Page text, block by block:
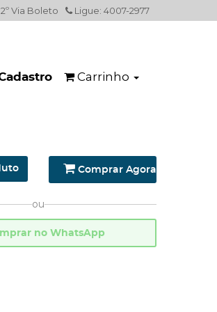
Ligue: 4007-2977
2º Via Boleto
Carrinho
Comprar Agora
ou
no WhatsApp